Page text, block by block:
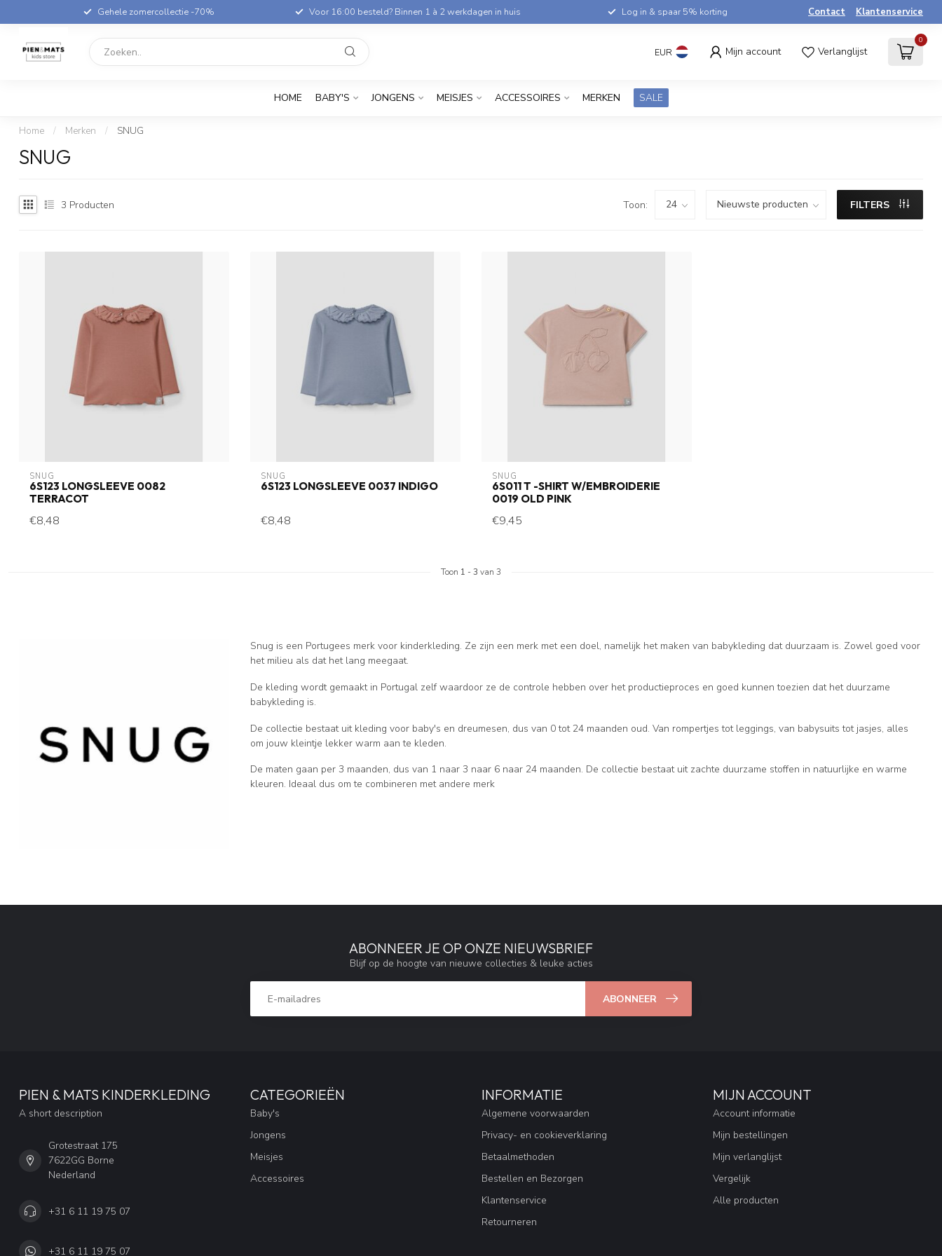
Gehele zomercollectie -70% Voor 16:00 besteld? Binnen 1 à 2 werkdagen in huis Log in & spaar 5% korting Contact Klantenservice
EUR Mijn account Verlanglijst
0
HOME BABY'S JONGENS MEISJES ACCESSOIRES MERKEN SALE
Home / Merken / SNUG
SNUG
3 Producten Toon: FILTERS
SNUG
6S123 LONGSLEEVE 0082
TERRACOT
€8,48
SNUG
6S123 LONGSLEEVE 0037 INDIGO
€8,48
SNUG
6S011 T -SHIRT W/EMBROIDERIE
0019 OLD PINK
€9,45
Toon 1 - 3 van 3
Snug is een Portugees merk voor kinderkleding. Ze zijn een merk met een doel, namelijk het maken van babykleding dat duurzaam is. Zowel goed voor
het milieu als dat het lang meegaat.
De kleding wordt gemaakt in Portugal zelf waardoor ze de controle hebben over het productieproces en goed kunnen toezien dat het duurzame
babykleding is.
De collectie bestaat uit kleding voor baby's en dreumesen, dus van 0 tot 24 maanden oud. Van rompertjes tot leggings, van babysuits tot jasjes, alles
om jouw kleintje lekker warm aan te kleden.
De maten gaan per 3 maanden, dus van 1 naar 3 naar 6 naar 24 maanden. De collectie bestaat uit zachte duurzame stoffen in natuurlijke en warme
kleuren. Ideaal dus om te combineren met andere merk
ABONNEER JE OP ONZE NIEUWSBRIEF
Blijf op de hoogte van nieuwe collecties & leuke acties
ABONNEER
PIEN & MATS KINDERKLEDING
A short description
Grotestraat 175
7622GG Borne
Nederland
+31 6 11 19 75 07
+31 6 11 19 75 07
CATEGORIEËN
Baby's
Jongens
Meisjes
Accessoires
INFORMATIE
Algemene voorwaarden
Privacy- en cookieverklaring
Betaalmethoden
Bestellen en Bezorgen
Klantenservice
Retourneren
MIJN ACCOUNT
Account informatie
Mijn bestellingen
Mijn verlanglijst
Vergelijk
Alle producten